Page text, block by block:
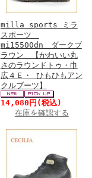
milla sports ミラ
スポーツ
mi15500dn ダークブ
ラウン 【かわいい丸
さのラウンドトゥ・巾
広４Ｅ・ ひもひもアン
クルブーツ】
14,080円 (税込)
在庫を確認する